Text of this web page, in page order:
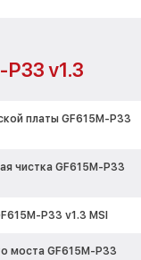
P33 v1.3
платы GF615M-P33
чистка GF615M-P33
P33 v1.3 MSI
моста GF615M-P33